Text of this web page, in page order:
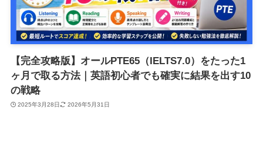
【完全攻略版】オールPTE65（IELTS7.0）をたった1
ヶ月で取る方法｜英語初心者でも確実に結果を出す10
の戦略
2025年3月28日 2026年5月31日